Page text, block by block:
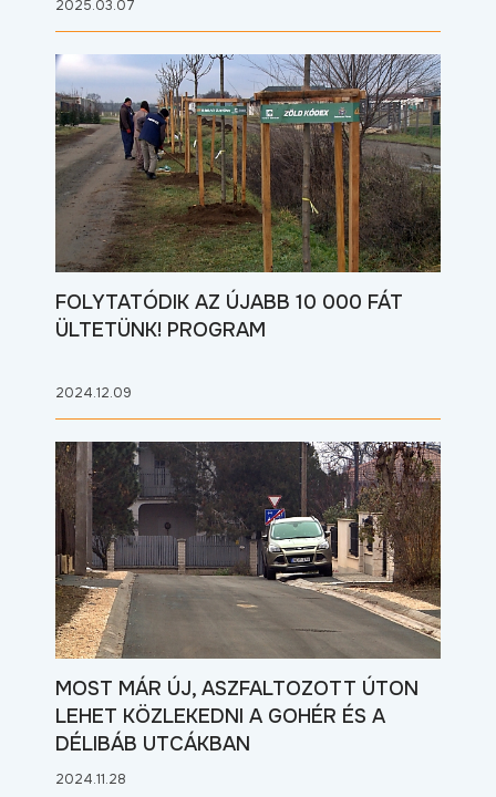
2025.03.07
FOLYTATÓDIK AZ ÚJABB 10 000 FÁT
ÜLTETÜNK! PROGRAM
2024.12.09
MOST MÁR ÚJ, ASZFALTOZOTT ÚTON
LEHET KÖZLEKEDNI A GOHÉR ÉS A
DÉLIBÁB UTCÁKBAN
2024.11.28